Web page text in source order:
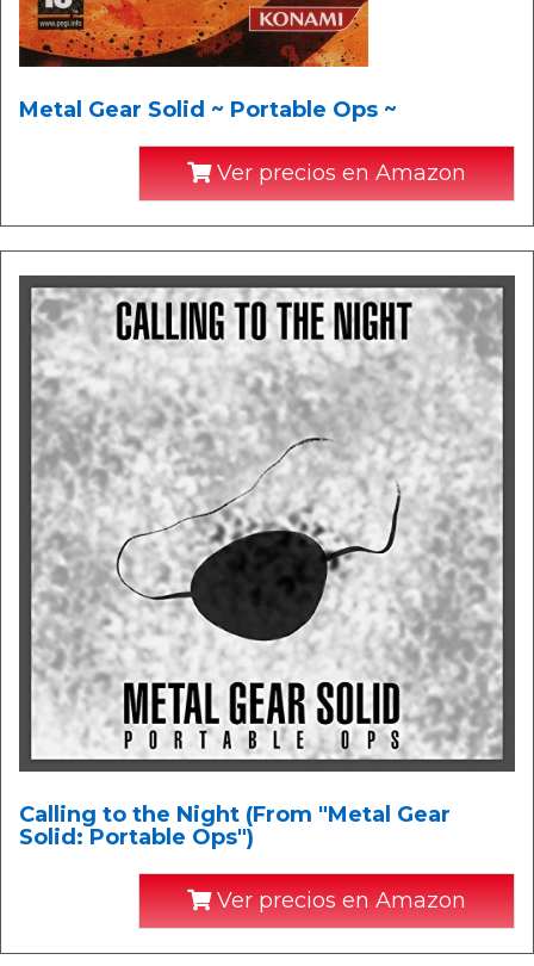
Metal Gear Solid ~ Portable Ops ~
Ver precios en Amazon
Calling to the Night (From "Metal Gear
Solid: Portable Ops")
Ver precios en Amazon